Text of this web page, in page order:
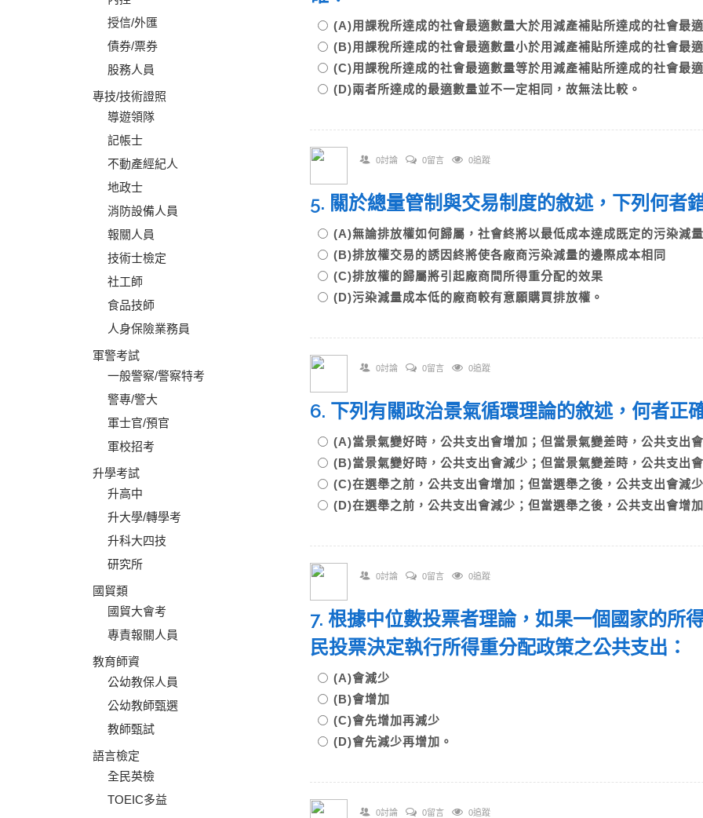
授信/外匯
債券/票券
股務人員
專技/技術證照
導遊領隊
記帳士
不動產經紀人
地政士
消防設備人員
報關人員
技術士檢定
社工師
食品技師
人身保險業務員
軍警考試
一般警察/警察特考
警專/警大
軍士官/預官
軍校招考
升學考試
升高中
升大學/轉學考
升科大四技
研究所
國貿類
國貿大會考
專責報關人員
教育師資
公幼教保人員
公幼教師甄選
教師甄試
語言檢定
全民英檢
TOEIC多益
(A)用課稅所達成的社會最適數量大於用減產補貼所達成的社會
(B)用課稅所達成的社會最適數量小於用減產補貼所達成的社會
(C)用課稅所達成的社會最適數量等於用減產補貼所達成的社會
(D)兩者所達成的最適數量並不一定相同，故無法比較。
0討論 0留言 0追蹤
5. 關於總量管制與交易制度的敘述，下列何
(A)無論排放權如何歸屬，社會終將以最低成本達成既定的污染
(B)排放權交易的誘因終將使各廠商污染減量的邊際成本相同
(C)排放權的歸屬將引起廠商間所得重分配的效果
(D)污染減量成本低的廠商較有意願購買排放權。
0討論 0留言 0追蹤
6. 下列有關政治景氣循環理論的敘述，何者
(A)當景氣變好時，公共支出會增加；但當景氣變差時，公共支
(B)當景氣變好時，公共支出會減少；但當景氣變差時，公共支
(C)在選舉之前，公共支出會增加；但當選舉之後，公共支出會
(D)在選舉之前，公共支出會減少；但當選舉之後，公共支出會增
0討論 0留言 0追蹤
7. 根據中位數投票者理論，如果一個國家的所
民投票決定執行所得重分配政策之公共支出
(A)會減少
(B)會增加
(C)會先增加再減少
(D)會先減少再增加。
0討論 0留言 0追蹤